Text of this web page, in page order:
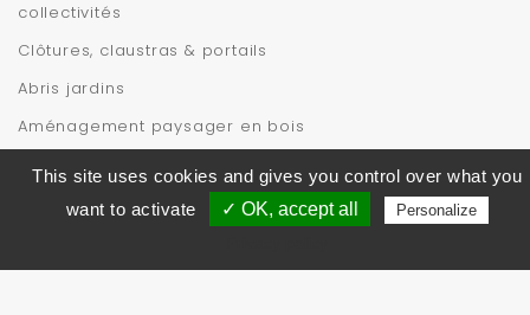
collectivités
Clôtures, claustras & portails
Abris jardins
Aménagement paysager en bois
INFORMATIONS
© 2019 – CIHB
This site uses cookies and gives you control over what you
want to activate
✓ OK, accept all Personalize